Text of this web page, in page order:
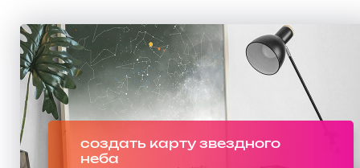
создать карту звездного
неба